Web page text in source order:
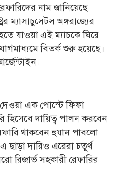
নাম জানিয়েছে
ম্যাসাচুসেটস অঙ্গরাজ্যের
যাওয়া এই ম্যাচকে ঘিরে
বিতর্ক শুরু হয়েছে।
এক পোস্টে ফিফা
হিসেবে দায়িত্ব পালন করবেন
থাকবেন হুয়ান পাবলো
এ ছাড়া দারিও এরেরা চতুর্থ
রিজার্ভ সহকারী রেফারির